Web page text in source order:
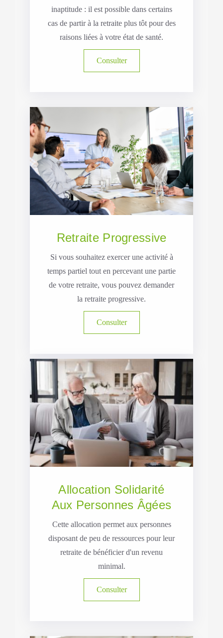
inaptitude : il est possible dans certains
cas de partir à la retraite plus tôt pour des
raisons liées à votre état de santé.
Consulter
Retraite Progressive
Si vous souhaitez exercer une activité à
temps partiel tout en percevant une partie
de votre retraite, vous pouvez demander
la retraite progressive.
Consulter
Allocation Solidarité
Aux Personnes Âgées
Cette allocation permet aux personnes
disposant de peu de ressources pour leur
retraite de bénéficier d'un revenu
minimal.
Consulter